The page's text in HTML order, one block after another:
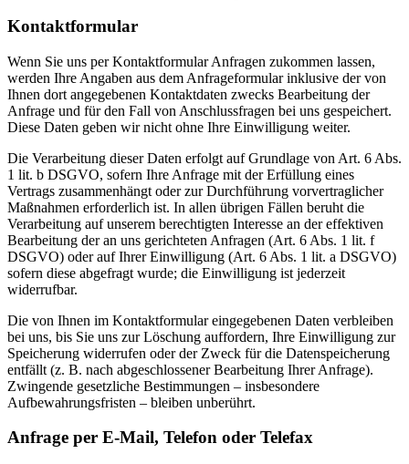
Kontaktformular
Wenn Sie uns per Kontaktformular Anfragen zukommen lassen,
werden Ihre Angaben aus dem Anfrageformular inklusive der von
Ihnen dort angegebenen Kontaktdaten zwecks Bearbeitung der
Anfrage und für den Fall von Anschlussfragen bei uns gespeichert.
Diese Daten geben wir nicht ohne Ihre Einwilligung weiter.
Die Verarbeitung dieser Daten erfolgt auf Grundlage von Art. 6 Abs.
1 lit. b DSGVO, sofern Ihre Anfrage mit der Erfüllung eines
Vertrags zusammenhängt oder zur Durchführung vorvertraglicher
Maßnahmen erforderlich ist. In allen übrigen Fällen beruht die
Verarbeitung auf unserem berechtigten Interesse an der effektiven
Bearbeitung der an uns gerichteten Anfragen (Art. 6 Abs. 1 lit. f
DSGVO) oder auf Ihrer Einwilligung (Art. 6 Abs. 1 lit. a DSGVO)
sofern diese abgefragt wurde; die Einwilligung ist jederzeit
widerrufbar.
Die von Ihnen im Kontaktformular eingegebenen Daten verbleiben
bei uns, bis Sie uns zur Löschung auffordern, Ihre Einwilligung zur
Speicherung widerrufen oder der Zweck für die Datenspeicherung
entfällt (z. B. nach abgeschlossener Bearbeitung Ihrer Anfrage).
Zwingende gesetzliche Bestimmungen – insbesondere
Aufbewahrungsfristen – bleiben unberührt.
Anfrage per E-Mail, Telefon oder Telefax